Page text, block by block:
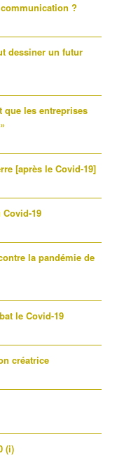
?
dessiner un futur
que les entreprises
[après le Covid-19]
19
la pandémie de
le Covid-19
créatrice
(i)